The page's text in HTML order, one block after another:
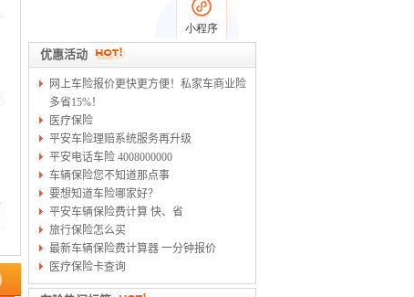
优惠活动
网上车险报价更快更方便！私家车商业险
多省15%！
医疗保险
平安车险理赔系统服务再升级
平安电话车险 4008000000
车辆保险您不知道那点事
要想知道车险哪家好？
平安车辆保险费计算 快、省
旅行保险怎么买
最新车辆保险费计算器 一分钟报价
医疗保险卡查询